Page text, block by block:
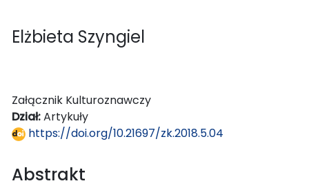
Elżbieta Szyngiel
Załącznik Kulturoznawczy
Dział:Artykuły
https://doi.org/10.21697/zk.2018.5.04
Abstrakt